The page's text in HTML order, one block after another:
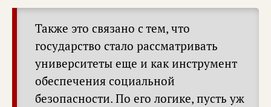
Также это связано с тем, что
государство стало рассматривать
университеты еще и как инструмент
обеспечения социальной
безопасности. По его логике, пусть уж